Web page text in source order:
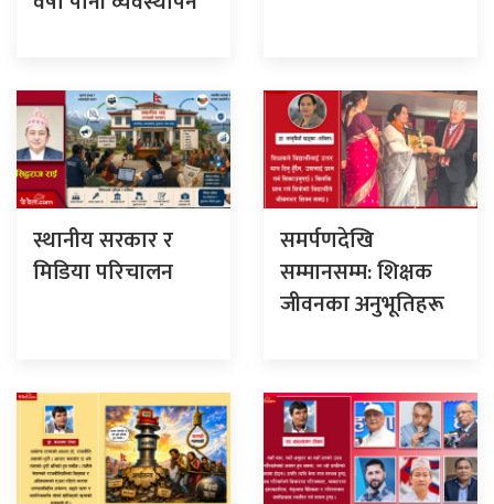
स्थानीय सरकार र
मिडिया परिचालन
समर्पणदेखि
सम्मानसम्म: शिक्षक
जीवनका अनुभूतिहरू